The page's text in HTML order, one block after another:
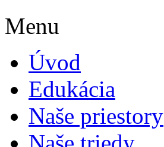
Menu
Úvod
Edukácia
Naše priestory